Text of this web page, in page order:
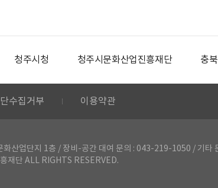
청주시청 청주시문화산업진흥재단 충
수집거부 이용약관
화산업단지 1층 / 장비-공간 대여 문의 : 043-219-1050 /
재단 ALL RIGHTS RESERVED.